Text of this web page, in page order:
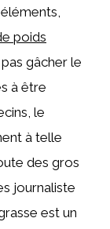
poids
pas gâcher le
à être
le
à telle
des gros
journaliste
est un